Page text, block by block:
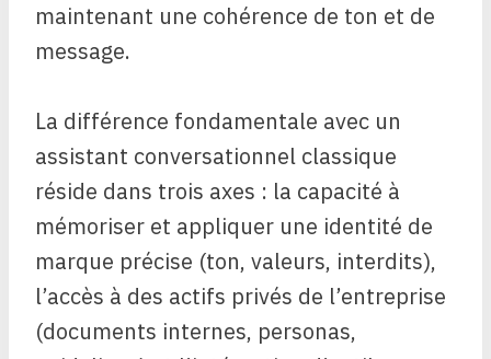
maintenant une cohérence de ton et de
message.
La différence fondamentale avec un
assistant conversationnel classique
réside dans trois axes : la capacité à
mémoriser et appliquer une identité de
marque précise (ton, valeurs, interdits),
l’accès à des actifs privés de l’entreprise
(documents internes, personas,